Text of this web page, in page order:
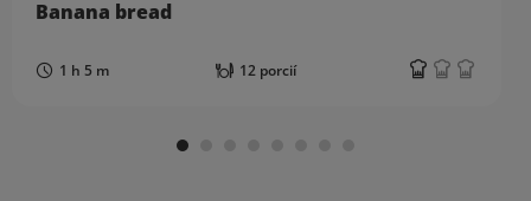
Banana bread
1 h 5 m 12 porcií